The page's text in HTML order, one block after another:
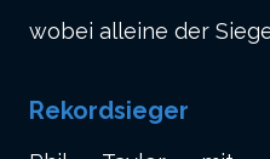
wobei alleine der
Rekordsieger